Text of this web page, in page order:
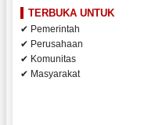
TERBUKA UNTUK
✔ Pemerintah
✔ Perusahaan
✔ Komunitas
✔ Masyarakat